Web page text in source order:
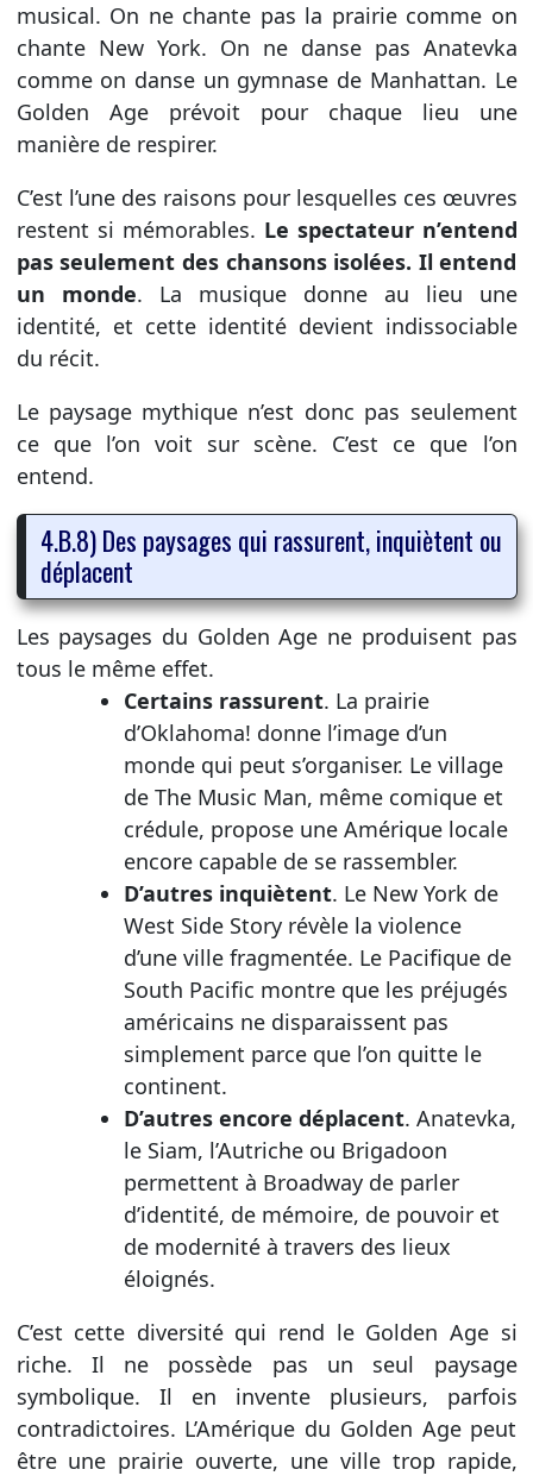
musical. On ne chante pas la prairie comme on
chante New York. On ne danse pas Anatevka
comme on danse un gymnase de Manhattan. Le
Golden Age prévoit pour chaque lieu une
manière de respirer.
C’est l’une des raisons pour lesquelles ces œuvres
restent si mémorables. Le spectateur n’entend
pas seulement des chansons isolées. Il entend
un monde. La musique donne au lieu une
identité, et cette identité devient indissociable
du récit.
Le paysage mythique n’est donc pas seulement
ce que l’on voit sur scène. C’est ce que l’on
entend.
4.B.8) Des paysages qui rassurent, inquiètent ou
déplacent
Les paysages du Golden Age ne produisent pas
tous le même effet.
Certains rassurent. La prairie
d’Oklahoma! donne l’image d’un
monde qui peut s’organiser. Le village
de The Music Man, même comique et
crédule, propose une Amérique locale
encore capable de se rassembler.
D’autres inquiètent. Le New York de
West Side Story révèle la violence
d’une ville fragmentée. Le Pacifique de
South Pacific montre que les préjugés
américains ne disparaissent pas
simplement parce que l’on quitte le
continent.
D’autres encore déplacent. Anatevka,
le Siam, l’Autriche ou Brigadoon
permettent à Broadway de parler
d’identité, de mémoire, de pouvoir et
de modernité à travers des lieux
éloignés.
C’est cette diversité qui rend le Golden Age si
riche. Il ne possède pas un seul paysage
symbolique. Il en invente plusieurs, parfois
contradictoires. L’Amérique du Golden Age peut
être une prairie ouverte, une ville trop rapide,